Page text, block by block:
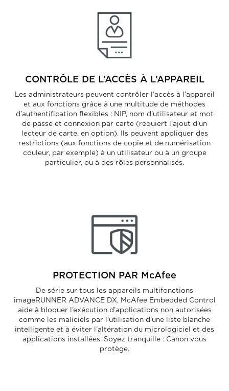
CONTRÔLE DE L’ACCÈS À L’APPAREIL
Les administrateurs peuvent contrôler l’accès à l’appareil
et aux fonctions grâce à une multitude de méthodes
d’authentification flexibles : NIP, nom d’utilisateur et mot
de passe et connexion par carte (requiert l’ajout d’un
lecteur de carte, en option). Ils peuvent appliquer des
restrictions (aux fonctions de copie et de numérisation
couleur, par exemple) à un utilisateur ou à un groupe
particulier, ou à des rôles personnalisés.
PROTECTION PAR McAfee
De série sur tous les appareils multifonctions
imageRUNNER ADVANCE DX, McAfee Embedded Control
aide à bloquer l’exécution d’applications non autorisées
comme les maliciels par l’utilisation d’une liste blanche
intelligente et à éviter l’altération du micrologiciel et des
applications installées. Soyez tranquille : Canon vous
protège.